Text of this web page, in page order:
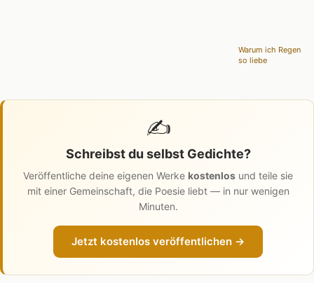
Warum ich Regen
so liebe
✍️
Schreibst du selbst Gedichte?
Veröffentliche deine eigenen Werke kostenlos und teile sie
mit einer Gemeinschaft, die Poesie liebt — in nur wenigen
Minuten.
Jetzt kostenlos veröffentlichen →